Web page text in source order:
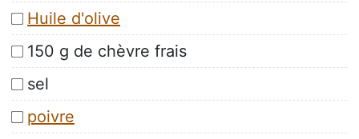
Huile d'olive
150 g de chèvre frais
sel
poivre